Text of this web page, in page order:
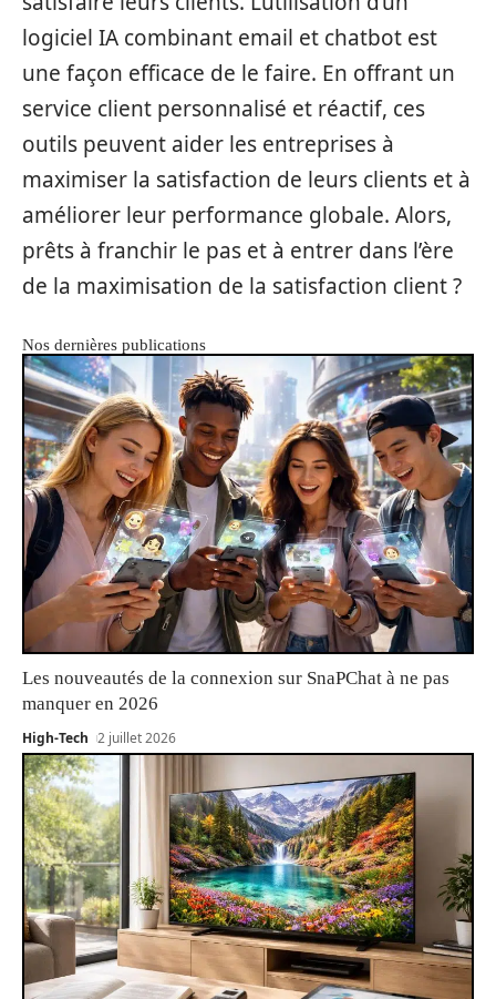
logiciel IA combinant email et chatbot est
une façon efficace de le faire. En offrant un
service client personnalisé et réactif, ces
outils peuvent aider les entreprises à
maximiser la satisfaction de leurs clients et à
améliorer leur performance globale. Alors,
prêts à franchir le pas et à entrer dans l’ère
de la maximisation de la satisfaction client ?
Nos dernières publications
Les nouveautés de la connexion sur SnaPChat à ne pas
manquer en 2026
High-Tech 2 juillet 2026